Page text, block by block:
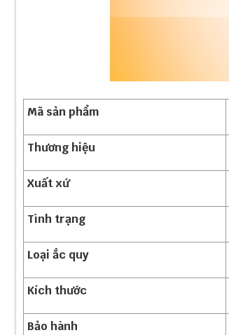
Mã sản phẩm
Thương hiệu
Xuất xứ
Tình trạng
Loại ắc quy
Kích thước
Bảo hành